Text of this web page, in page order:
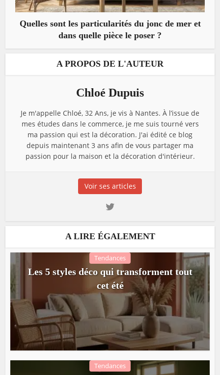
Quelles sont les particularités du jonc de mer et
dans quelle pièce le poser ?
A PROPOS DE L'AUTEUR
Chloé Dupuis
Je m'appelle Chloé, 32 Ans, je vis à Nantes. À l’issue de
mes études dans le commerce, je me suis tourné vers
ma passion qui est la décoration. J'ai édité ce blog
depuis maintenant 3 ans afin de vous partager ma
passion pour la maison et la décoration d'intérieur.
Voir ses articles
A LIRE ÉGALEMENT
Tendances
Les 5 styles déco qui transforment tout
cet été
Tendances